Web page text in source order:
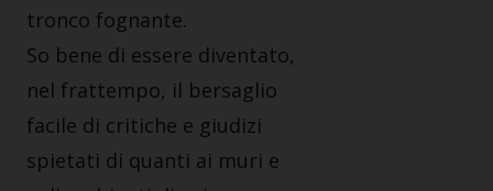
tronco fognante.
So bene di essere diventato,
nel frattempo, il bersaglio
facile di critiche e giudizi
spietati di quanti ai muri e